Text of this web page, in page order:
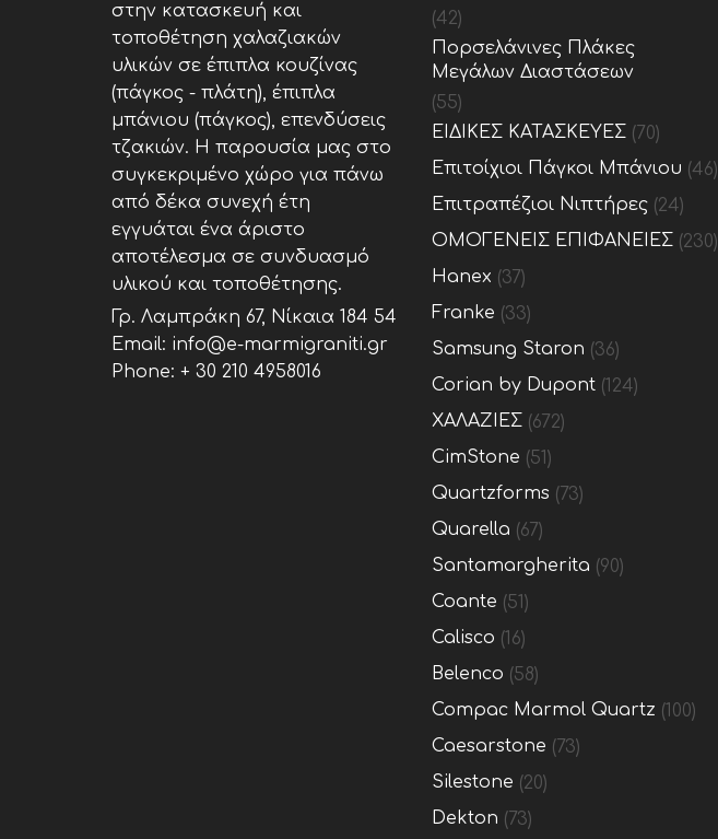
στην κατασκευή και
τοποθέτηση χαλαζιακών
υλικών σε έπιπλα κουζίνας
(πάγκος - πλάτη), έπιπλα
μπάνιου (πάγκος), επενδύσεις
τζακιών. Η παρουσία μας στο
συγκεκριμένο χώρο για πάνω
από δέκα συνεχή έτη
εγγυάται ένα άριστο
αποτέλεσμα σε συνδυασμό
υλικού και τοποθέτησης.
Γρ. Λαμπράκη 67, Νίκαια 184 54
Email: info@e-marmigraniti.gr
Phone: + 30 210 4958016
(42)
Πορσελάνινες Πλάκες
Μεγάλων Διαστάσεων
(55)
ΕΙΔΙΚΕΣ ΚΑΤΑΣΚΕΥΕΣ (70)
Επιτοίχιοι Πάγκοι Μπάνιου (46)
Επιτραπέζιοι Νιπτήρες (24)
ΟΜΟΓΕΝΕΙΣ ΕΠΙΦΑΝΕΙΕΣ (230)
Hanex (37)
Franke (33)
Samsung Staron (36)
Corian by Dupont (124)
ΧΑΛΑΖΙΕΣ (672)
CimStone (51)
Quartzforms (73)
Quarella (67)
Santamargherita (90)
Coante (51)
Calisco (16)
Belenco (58)
Compac Marmol Quartz (100)
Caesarstone (73)
Silestone (20)
Dekton (73)